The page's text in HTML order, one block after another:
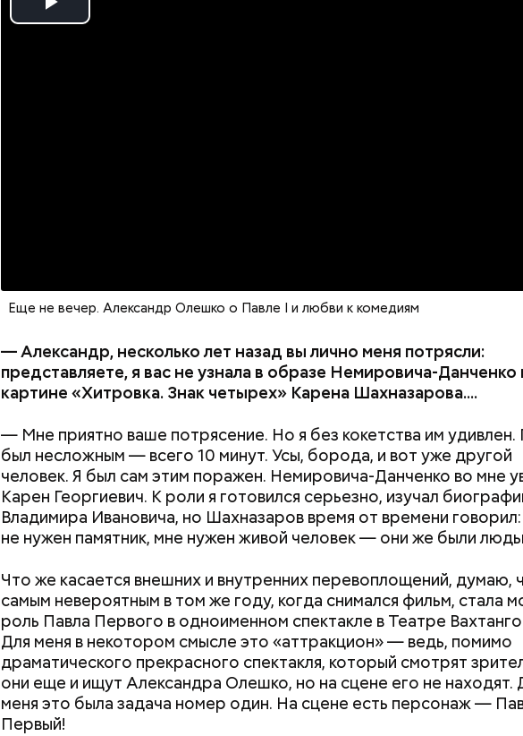
Play
Еще не вечер. Александр Олешко о Павле I и любви к комедиям
— Александр, несколько лет назад вы лично меня потрясли:
представляете, я вас не узнала в образе Немировича-Данченко
картине «Хитровка. Знак четырех» Карена Шахназарова....
— Мне приятно ваше потрясение. Но я без кокетства им удивлен.
был несложным — всего 10 минут. Усы, борода, и вот уже другой
человек. Я был сам этим поражен. Немировича-Данченко во мне
Карен Георгиевич. К роли я готовился серьезно, изучал
Владимира Ивановича, но Шахназаров время от времени
не нужен памятник, мне нужен живой человек — они же были
Что же касается внешних и внутренних перевоплощений, думаю,
самым невероятным в том же году, когда снимался фильм, стала
роль Павла Первого в одноименном спектакле в Театре
Для меня в некотором смысле это «аттракцион» — ведь, помимо
драматического прекрасного спектакля, который смотрят
они еще и ищут Александра Олешко, но на сцене его не находят.
меня это была задача номер один. На сцене есть персонаж —
Первый!
Хотела спасти малыша: как
мать и сын погибли при
падении из окна в Раменском
Вода за 10 тысяч:
японский напиток
лишний вес